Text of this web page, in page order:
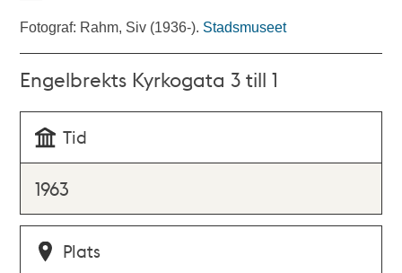
Fotograf: Rahm, Siv (1936-). Stadsmuseet
Engelbrekts Kyrkogata 3 till 1
Tid
1963
Plats